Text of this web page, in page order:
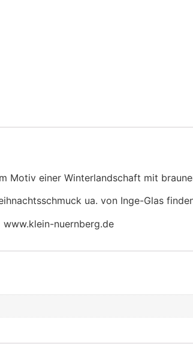
Motiv einer Winterlandschaft mit
ua. von Inge-Glas
www.klein-nuernberg.de